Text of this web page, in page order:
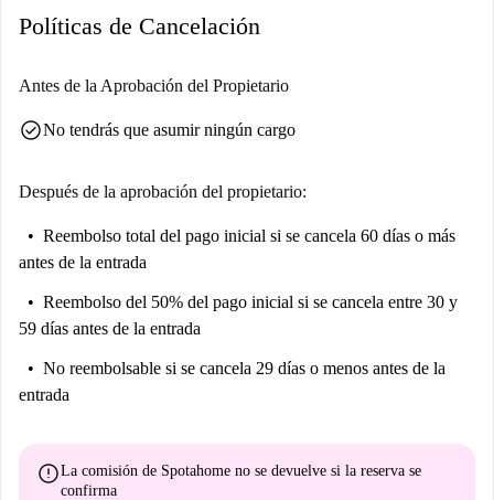
Junqueiro, Lisbon Local Secrets y el Jardín Fernando Pessa, que ofrecen
Iglesia de São João de Deus y el Edificio-Sede del Instituto Nacional de
comodidad de los lugares de interés local que realzan el ambiente del
Políticas de Cancelación
Antes de la Aprobación del Propietario
check_circleNo tendrás que asumir ningún cargo
Después de la aprobación del propietario:
Reembolso total del pago inicial si se cancela 60 días o más
antes de la entrada
Reembolso del 50% del pago inicial si se cancela entre 30 y
59 días antes de la entrada
No reembolsable si se cancela 29 días o menos antes de la
entrada
errorLa comisión de Spotahome no se devuelve si la reserva se
confirma